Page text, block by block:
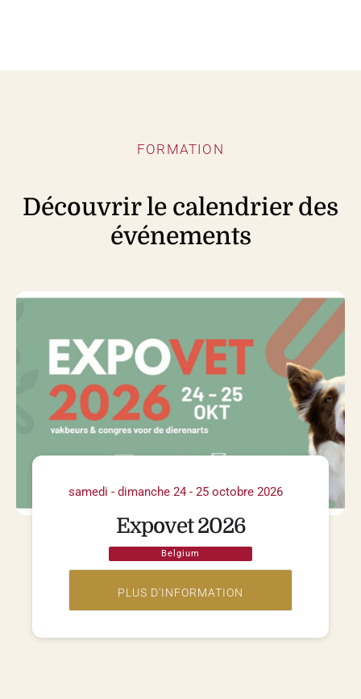
FORMATION
Découvrir le calendrier des
événements
samedi - dimanche 24 - 25 octobre 2026
Expovet 2026
Belgium